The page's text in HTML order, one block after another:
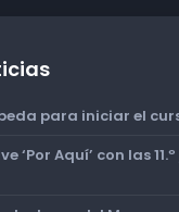
para iniciar el
‘Por Aquí’ con las